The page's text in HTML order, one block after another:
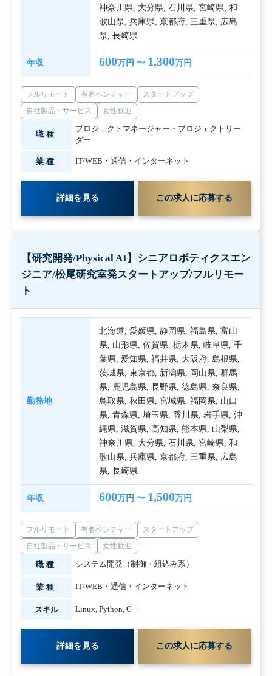
神奈川県, 大分県,石川県,宮崎県,和
歌山県,兵庫県,京都府,三重県, 広島
県,長崎県
年収 600万円 〜 1,300万円
フルリモート 有名ベンチャー
スタートアップ
自社製品・サービス
女性歓迎
職種
プロジェクトマネージャー・プロジェクトリー
ダー
業種 IT/WEB・通信・インターネット
詳細を見る この求人に応募する
【研究開発/Physical AI】シニアロボティクスエン
ジニア/松尾研究室発スタートアップ/フルリモー
ト
勤務地
北海道,愛媛県,静岡県,福島県,富山
県, 山形県,佐賀県,栃木県,岐阜県,千
葉県,愛知県,福井県, 大阪府,島根県,
茨城県,東京都, 新潟県, 岡山県,群馬
県, 鹿児島県,長野県,徳島県,奈良県,
鳥取県,秋田県,宮城県,福岡県, 山口
県,青森県,埼玉県,香川県,岩手県,沖
縄県,滋賀県,高知県,熊本県, 山梨県,
神奈川県, 大分県,石川県,宮崎県,和
歌山県,兵庫県,京都府,三重県, 広島
県,長崎県
年収 600万円 〜 1,500万円
フルリモート 有名ベンチャー
スタートアップ
自社製品・サービス
女性歓迎
職種 システム開発（制御・組込み系）
業種 IT/WEB・通信・インターネット
スキル Linux, Python, C++
詳細を見る この求人に応募する